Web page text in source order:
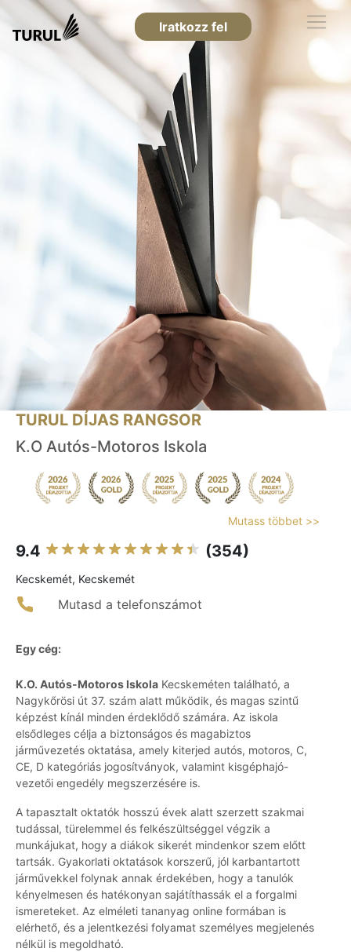
Iratkozz fel
TURUL DÍJAS RANGSOR
K.O Autós-Motoros Iskola
Mutass többet >>
9.4 (354)
Kecskemét, Kecskemét
Mutasd a telefonszámot
Egy cég:
K.O. Autós-Motoros Iskola Kecskeméten található, a
Nagykőrösi út 37. szám alatt működik, és magas szintű
képzést kínál minden érdeklődő számára. Az iskola
elsődleges célja a biztonságos és magabiztos
járművezetés oktatása, amely kiterjed autós, motoros, C,
CE, D kategóriás jogosítványok, valamint kisgéphajó-
vezetői engedély megszerzésére is.
A tapasztalt oktatók hosszú évek alatt szerzett szakmai
tudással, türelemmel és felkészültséggel végzik a
munkájukat, hogy a diákok sikerét mindenkor szem előtt
tartsák. Gyakorlati oktatások korszerű, jól karbantartott
járművekkel folynak annak érdekében, hogy a tanulók
kényelmesen és hatékonyan sajátíthassák el a forgalmi
ismereteket. Az elméleti tananyag online formában is
elérhető, és a jelentkezési folyamat személyes megjelenés
nélkül is megoldható.